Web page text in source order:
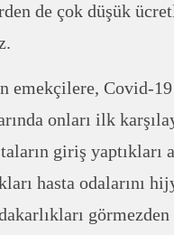
de çok düşük
emekçilere, Covid-19
onları ilk
giriş
hasta odalarını